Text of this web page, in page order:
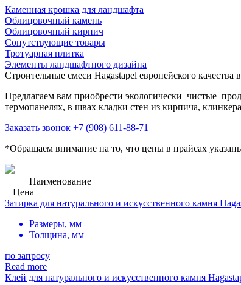
Каменная крошка для ландшафта
Облицовочный камень
Облицовочный кирпич
Сопутствующие товары
Тротуарная плитка
Элементы ландшафтного дизайна
Строительные смеси Hagastapel европейского качества
Предлагаем вам приобрести экологически чистые
термопанелях, в швах кладки стен из кирпича,
Заказать звонок +7 (908) 611-88-71
*Обращаем внимание на то, что цены в прайсах
Наименование
Цена
Затирка для натурального и искусственного камня
Размеры, мм
Толщина, мм
по запросу
Read more
Клей для натурального и искусственного камня